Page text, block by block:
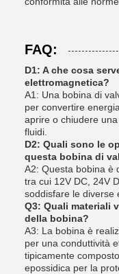
FAQ:
D1: A che cosa
elettromagnetica?
A1: Una bobina di
per convertire
aprire o chiudere
fluidi.
D2: Quali sono le
questa bobina di
A2: Questa bobina è
tra cui 12V DC, 24V
soddisfare le diverse
Q3: Quali materiali
della bobina?
A3: La bobina è
per una conduttività
tipicamente
epossidica per la